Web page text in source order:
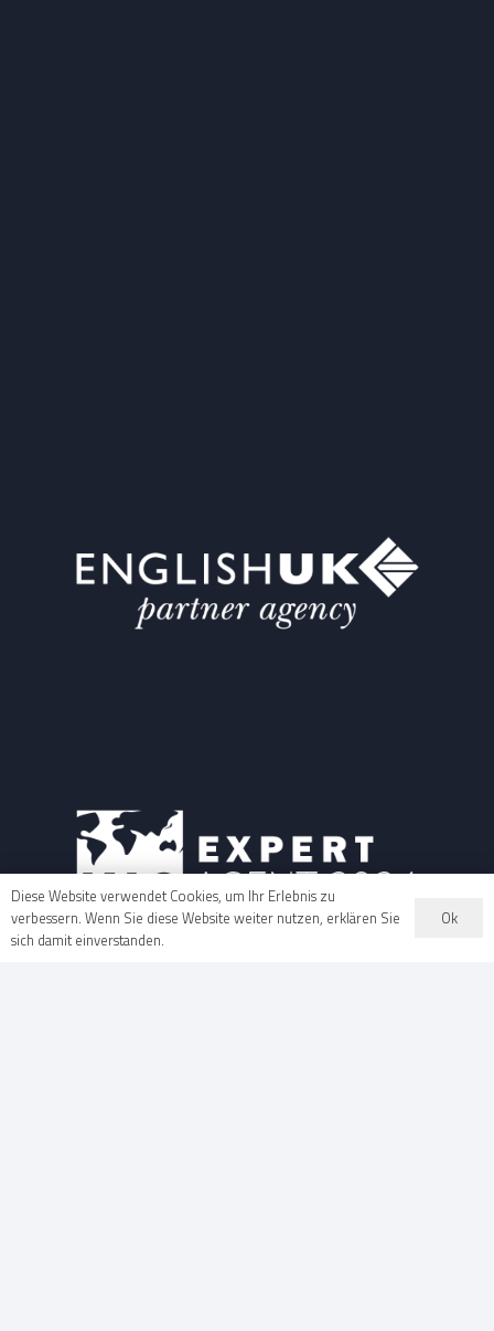
Diese Website verwendet Cookies, um Ihr Erlebnis zu
verbessern. Wenn Sie diese Website weiter nutzen, erklären Sie
sich damit einverstanden.
Ok